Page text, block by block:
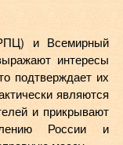
и Всемирный
интересы
подтверждает их
являются
и прикрывают
России и